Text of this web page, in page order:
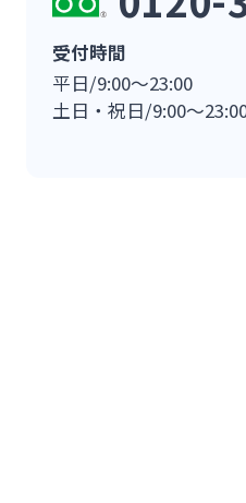
受付時間
平日/9:00～23:00
土日・祝日/9:00～